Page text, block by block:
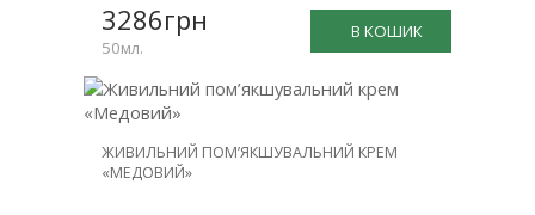
В КОШИК
3286грн
50мл.
ЖИВИЛЬНИЙ ПОМ’ЯКШУВАЛЬНИЙ КРЕМ
«МЕДОВИЙ»